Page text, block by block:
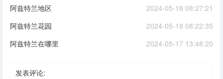
2024-05-18 08:27:21
阿兹特兰地区
2024-05-18 08:22:35
阿兹特兰花园
2024-05-17 13:48:20
阿兹特兰在哪里
发表评论: